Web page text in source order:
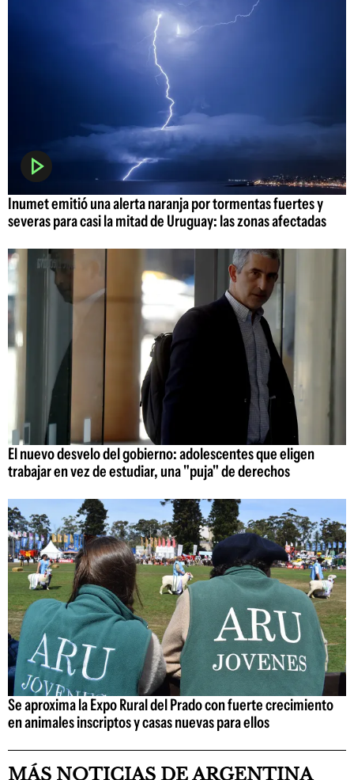
Inumet emitió una alerta naranja por tormentas fuertes y
severas para casi la mitad de Uruguay: las zonas afectadas
El nuevo desvelo del gobierno: adolescentes que eligen
trabajar en vez de estudiar, una "puja" de derechos
Se aproxima la Expo Rural del Prado con fuerte crecimiento
en animales inscriptos y casas nuevas para ellos
MÁS NOTICIAS DE ARGENTINA